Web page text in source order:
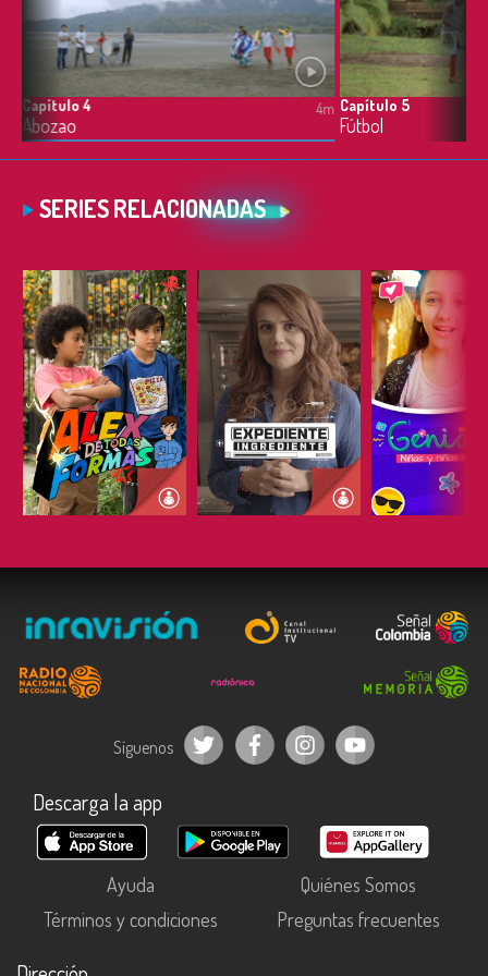
Capítulo 4
Abozao
4m Capítulo 5
Fútbol
SERIES RELACIONADAS
ESCUCHAR ESCUCHAR
Síguenos
Descarga la app
Ayuda
Quiénes Somos
Términos y condiciones
Preguntas frecuentes